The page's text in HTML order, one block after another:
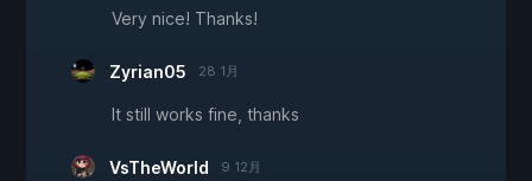
Very nice! Thanks!
Zyrian05 28 1月
It still works fine, thanks
VsTheWorld 9 12月